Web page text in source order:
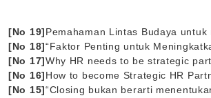
[No 19]Pemahaman Lintas Budaya
[No 18]“Faktor Penting untuk
[No 17]Why HR needs to be strategic
[No 16]How to become Strategic HR
[No 15]“Closing bukan berarti